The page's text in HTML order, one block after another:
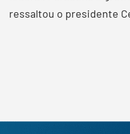
ressaltou o presidente